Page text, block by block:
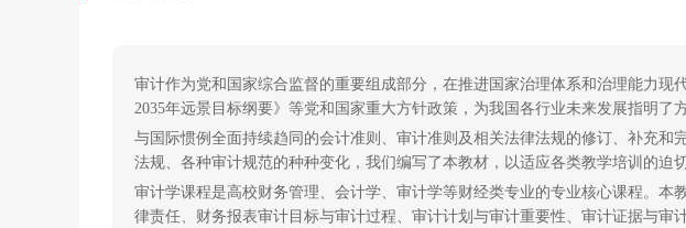
审计作为党和国家综合监督的重要组成部分，在推进国家治理体系和治理能力
2035年远景目标纲要》等党和国家重大方针政策，为我国各行业未来发展指明了
与国际惯例全面持续趋同的会计准则、审计准则及相关法律法规的修订、补充
法规、各种审计规范的种种变化，我们编写了本教材，以适应各类教学培训的迫切
审计学课程是高校财务管理、会计学、审计学等财经类专业的专业核心课程。
律责任、财务报表审计目标与审计过程、审计计划与审计重要性、审计证据与